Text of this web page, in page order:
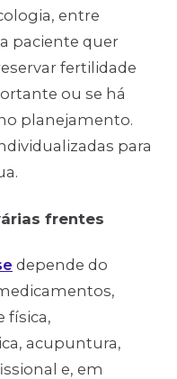
entre
paciente quer
fertilidade
ou se há
planejamento.
para
frentes
depende do
física,
acupuntura,
e, em